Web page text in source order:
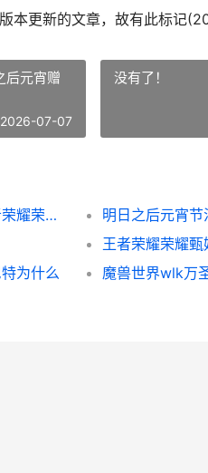
本更新的文章，故有此标记
后元宵赠
2026-07-07
没有了！
王者荣耀荣耀元流之子如何换性别 王者荣耀荣耀元歌
为什么